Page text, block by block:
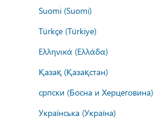
Suomi (Suomi)
Türkçe (Türkiye)
Ελληνικά (Ελλάδα)
Қазақ (Қазақстан)
српски (Босна и Херцеговина)
Українська (Україна)